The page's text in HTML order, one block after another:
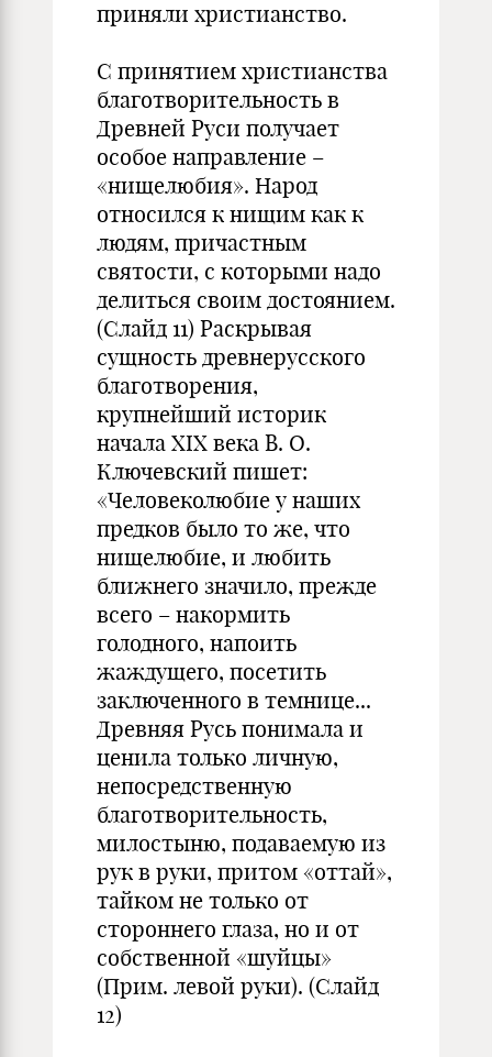
приняли христианство.
С принятием христианства
благотворительность в
Древней Руси получает
особое направление –
«нищелюбия». Народ
относился к нищим как к
людям, причастным
святости, с которыми надо
делиться своим достоянием.
(Слайд 11) Раскрывая
сущность древнерусского
благотворения,
крупнейший историк
начала XIX века В. О.
Ключевский пишет:
«Человеколюбие у наших
предков было то же, что
нищелюбие, и любить
ближнего значило, прежде
всего – накормить
голодного, напоить
жаждущего, посетить
заключенного в темнице...
Древняя Русь понимала и
ценила только личную,
непосредственную
благотворительность,
милостыню, подаваемую из
рук в руки, притом «оттай»,
тайком не только от
стороннего глаза, но и от
собственной «шуйцы»
(Прим. левой руки). (Слайд
12)